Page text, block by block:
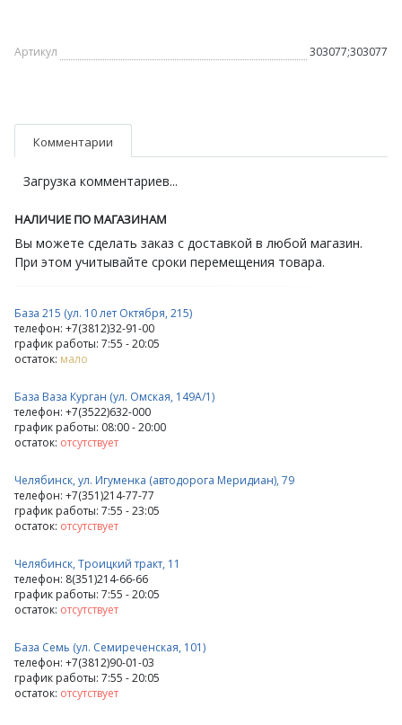
Артикул 303077;303077
Комментарии
Загрузка комментариев...
НАЛИЧИЕ ПО МАГАЗИНАМ
Вы можете сделать заказ с доставкой в любой магазин.
При этом учитывайте сроки перемещения товара.
База 215 (ул. 10 лет Октября, 215)
телефон: +7(3812)32-91-00
график работы: 7:55 - 20:05
остаток: мало
База Ваза Курган (ул. Омская, 149А/1)
телефон: +7(3522)632-000
график работы: 08:00 - 20:00
остаток: отсутствует
Челябинск, ул. Игуменка (автодорога Меридиан), 79
телефон: +7(351)214-77-77
график работы: 7:55 - 23:05
остаток: отсутствует
Челябинск, Троицкий тракт, 11
телефон: 8(351)214-66-66
график работы: 7:55 - 20:05
остаток: отсутствует
База Семь (ул. Семиреченская, 101)
телефон: +7(3812)90-01-03
график работы: 7:55 - 20:05
остаток: отсутствует